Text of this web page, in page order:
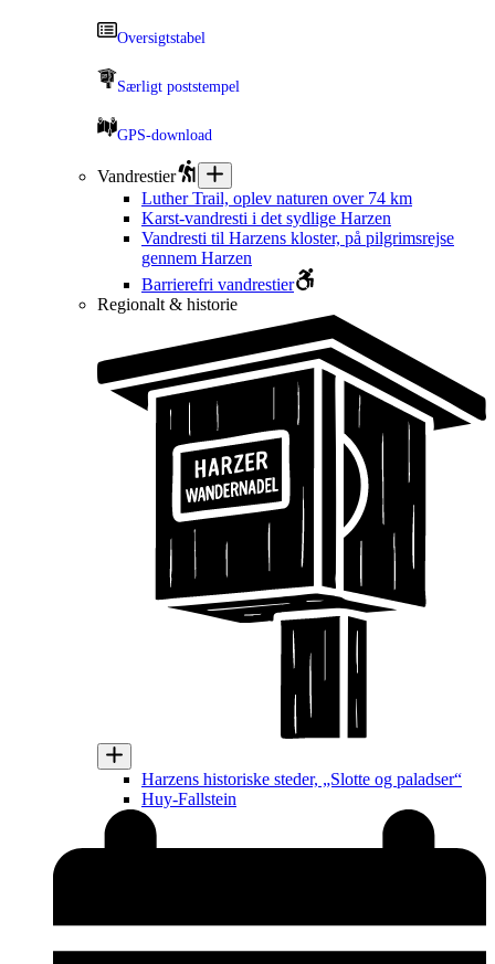
Oversigtstabel
Særligt poststempel
GPS-download
Vandrestier
Luther Trail, oplev naturen over 74 km
Karst-vandresti i det sydlige Harzen
Vandresti til Harzens kloster, på pilgrimsrejse
gennem Harzen
Barrierefri vandrestier
Regionalt & historie
Harzens historiske steder, „Slotte og paladser“
Huy-Fallstein